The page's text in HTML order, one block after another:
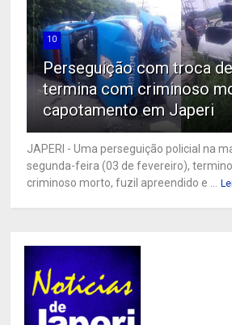
10
Perseguição com troca
termina com criminoso
capotamento em Japeri
JAPERI - Uma perseguição policial na
segunda-feira (03 de fevereiro),
criminoso morto, fuzil apreendido e ...